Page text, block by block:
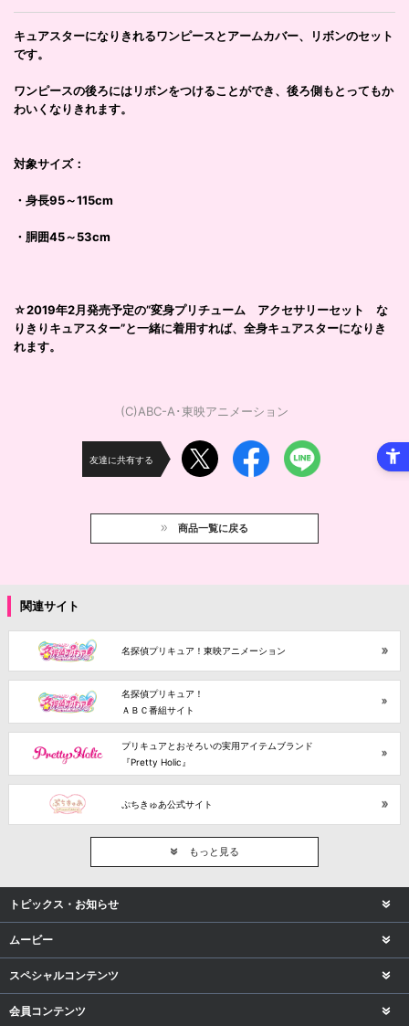
キュアスターになりきれるワンピースとアームカバー、リボンのセット
です。
ワンピースの後ろにはリボンをつけることができ、後ろ側もとってもか
わいくなりきれます。
対象サイズ：
・身長95～115cm
・胴囲45～53cm
☆2019年2月発売予定の”変身プリチューム アクセサリーセット な
りきりキュアスター”と一緒に着用すれば、全身キュアスターになりき
れます。
(C)ABC-A･東映アニメーション
友達に共有する
商品一覧に戻る
関連サイト
名探偵プリキュア！東映アニメーション
名探偵プリキュア！
ＡＢＣ番組サイト
プリキュアとおそろいの実用アイテムブランド
『Pretty Holic』
ぷちきゅあ公式サイト
もっと見る
トピックス・お知らせ
ムービー
スペシャルコンテンツ
会員コンテンツ